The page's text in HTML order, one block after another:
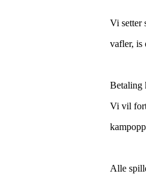
Vi setter
vafler, is
Betaling
Vi vil
Alle